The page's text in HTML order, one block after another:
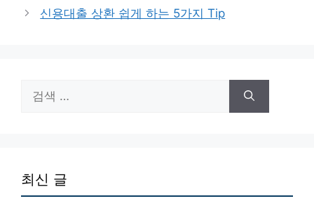
리
신용대출 상환 쉽게 하는 5가지 Tip
색:
최신 글